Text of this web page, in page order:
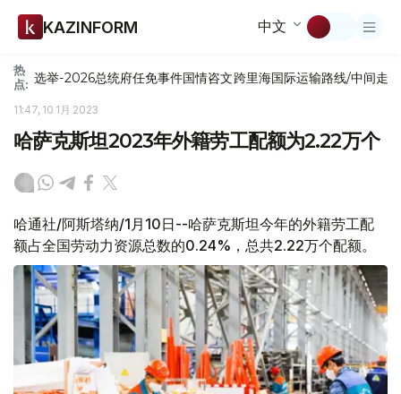
KAZINFORM 中文
热
点: 选举-2026总统府任免事件国情咨文跨里海国际运输路线/中间走廊
11:47, 10 1月 2023
哈萨克斯坦2023年外籍劳工配额为2.22万个
哈通社/阿斯塔纳/1月10日--哈萨克斯坦今年的外籍劳工配
额占全国劳动力资源总数的0.24%，总共2.22万个配额。